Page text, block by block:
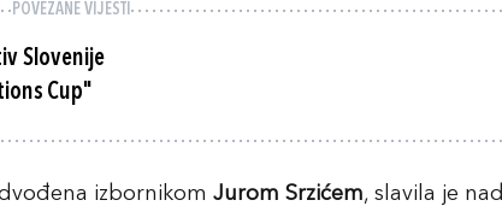
POVEZANE VIJESTI
Slovenije
Cup"
izbornikom Jurom Srzićem, slavila je nad